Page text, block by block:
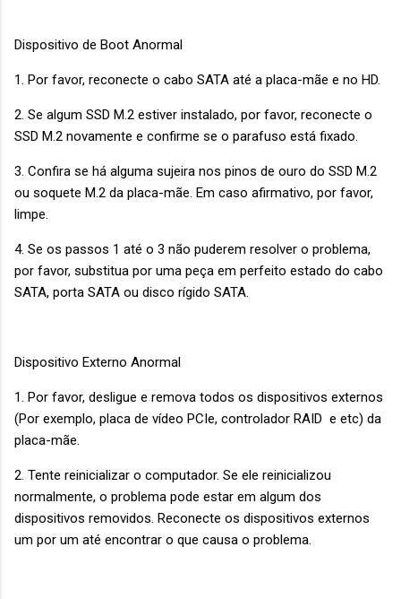
Dispositivo de Boot Anormal
1. Por favor, reconecte o cabo SATA até a placa-mãe e no HD.
2. Se algum SSD M.2 estiver instalado, por favor, reconecte o
SSD M.2 novamente e confirme se o parafuso está fixado.
3. Confira se há alguma sujeira nos pinos de ouro do SSD M.2
ou soquete M.2 da placa-mãe. Em caso afirmativo, por favor,
limpe.
4. Se os passos 1 até o 3 não puderem resolver o problema,
por favor, substitua por uma peça em perfeito estado do cabo
SATA, porta SATA ou disco rígido SATA.
Dispositivo Externo Anormal
1. Por favor, desligue e remova todos os dispositivos externos
(Por exemplo, placa de vídeo PCIe, controlador RAID e etc) da
placa-mãe.
2. Tente reinicializar o computador. Se ele reinicializou
normalmente, o problema pode estar em algum dos
dispositivos removidos. Reconecte os dispositivos externos
um por um até encontrar o que causa o problema.